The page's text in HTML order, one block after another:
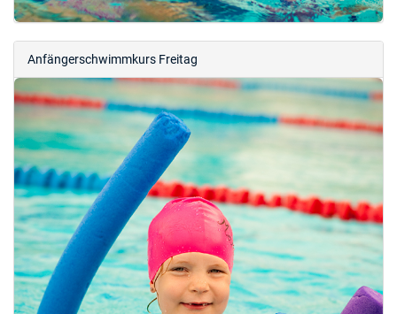
Anfängerschwimmkurs Freitag